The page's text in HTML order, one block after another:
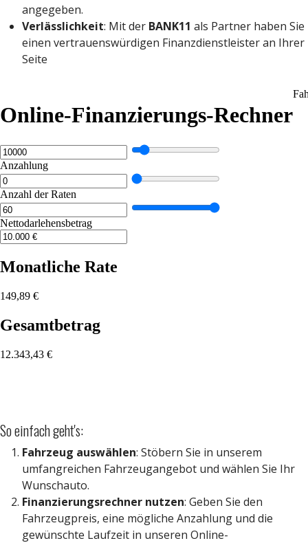
angegeben.
Verlässlichkeit: Mit der BANK11 als Partner haben Sie
einen vertrauenswürdigen Finanzdienstleister an Ihrer
Seite
So einfach geht's:
Fahrzeug auswählen: Stöbern Sie in unserem
umfangreichen Fahrzeugangebot und wählen Sie Ihr
Wunschauto.
Finanzierungsrechner nutzen: Geben Sie den
Fahrzeugpreis, eine mögliche Anzahlung und die
gewünschte Laufzeit in unseren Online-